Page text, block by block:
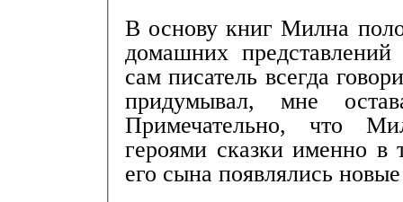
В основу книг Милна
домашних
сам писатель всегда
придумывал, мне
Примечательно, что
героями сказки именно
его сына появлялись